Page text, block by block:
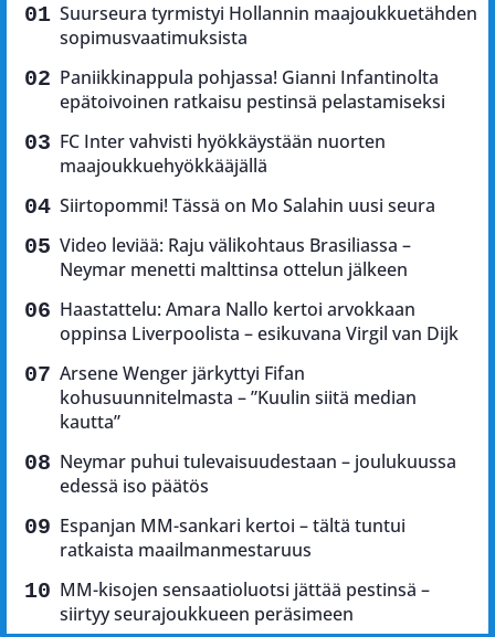
Suurseura tyrmistyi Hollannin maajoukkuetähden
sopimusvaatimuksista
Paniikkinappula pohjassa! Gianni Infantinolta
epätoivoinen ratkaisu pestinsä pelastamiseksi
FC Inter vahvisti hyökkäystään nuorten
maajoukkuehyökkääjällä
Siirtopommi! Tässä on Mo Salahin uusi seura
Video leviää: Raju välikohtaus Brasiliassa –
Neymar menetti malttinsa ottelun jälkeen
Haastattelu: Amara Nallo kertoi arvokkaan
oppinsa Liverpoolista – esikuvana Virgil van Dijk
Arsene Wenger järkyttyi Fifan
kohusuunnitelmasta – ”Kuulin siitä median
kautta”
Neymar puhui tulevaisuudestaan – joulukuussa
edessä iso päätös
Espanjan MM-sankari kertoi – tältä tuntui
ratkaista maailmanmestaruus
MM-kisojen sensaatioluotsi jättää pestinsä –
siirtyy seurajoukkueen peräsimeen